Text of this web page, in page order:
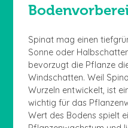
Spinat mag einen
Sonne oder
bevorzugt die Pflanze
Windschatten. Weil
Wurzeln entwickelt, ist
wichtig für das
Wert des Bodens spielt